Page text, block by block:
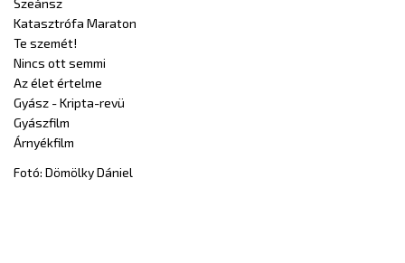
Szeánsz
Katasztrófa Maraton
Te szemét!
Nincs ott semmi
Az élet értelme
Gyász - Kripta-revü
Gyászfilm
Árnyékfilm
Fotó: Dömölky Dániel